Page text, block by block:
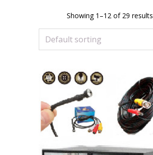
Showing 1–12 of 29 results